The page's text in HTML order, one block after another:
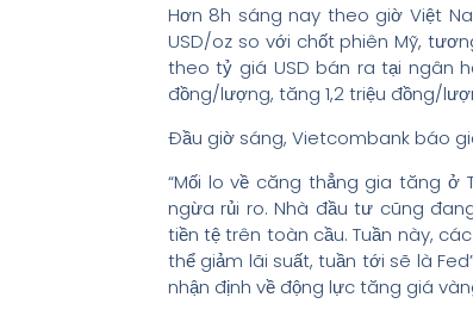
Hơn 8h sáng nay theo giờ Việt
USD/oz so với chốt phiên Mỹ,
theo tỷ giá USD bán ra tại ngân
đồng/lượng, tăng 1,2 triệu đồng/
Đầu giờ sáng, Vietcombank báo
“Mối lo về căng thẳng gia tăng
ngừa rủi ro. Nhà đầu tư cũng
tiền tệ trên toàn cầu. Tuần này,
thể giảm lãi suất, tuần tới sẽ là
nhận định về động lực tăng giá